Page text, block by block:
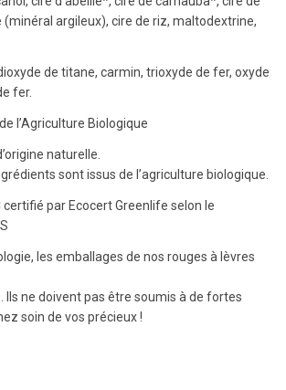
argileux), cire de riz, maltodextrine,
de titane, carmin, trioxyde de fer, oxyde
fer.
l’Agriculture Biologique
naturelle.
sont issus de l’agriculture biologique.
certifié par Ecocert Greenlife selon le
les emballages de nos rouges à lèvres
Ils ne doivent pas être soumis à de fortes
soin de vos précieux !